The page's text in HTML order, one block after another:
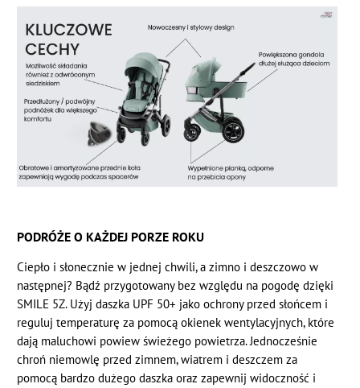
PODRÓŻE O KAŻDEJ PORZE ROKU
Ciepło i słonecznie w jednej chwili, a zimno i deszczowo w
następnej? Bądź przygotowany bez względu na pogodę dzięki
SMILE 5Z. Użyj daszka UPF 50+ jako ochrony przed słońcem i
reguluj temperaturę za pomocą okienek wentylacyjnych, które
dają maluchowi powiew świeżego powietrza. Jednocześnie
chroń niemowlę przed zimnem, wiatrem i deszczem za
pomocą bardzo dużego daszka oraz zapewnij widoczność i